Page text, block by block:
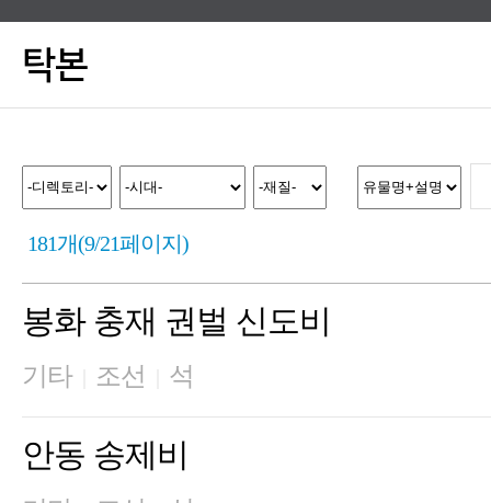
탁본
181개(9/21페이지)
봉화 충재 권벌 신도비
기타 조선 석
안동 송제비